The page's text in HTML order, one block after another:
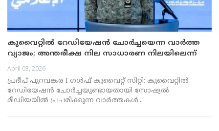
കുവൈറ്റിൽ റേഡിയേഷൻ ചോർച്ചയെന്ന വാർത്ത
വ്യാജം; അന്തരീക്ഷ നില സാധാരണ നിലയിലെന്ന്
നാഷണൽ ഗാർഡ്
April 03, 2026
പ്രദീപ് പുറവങ്കര I ഗൾഫ് കുവൈറ്റ് സിറ്റി: കുവൈറ്റിൽ
റേഡിയേഷൻ ചോർച്ചയുണ്ടായതായി സോഷ്യൽ
മീഡിയയിൽ പ്രചരിക്കുന്ന വാർത്തകൾ...